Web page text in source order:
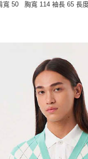
50 胸寬 114 袖長 65 長